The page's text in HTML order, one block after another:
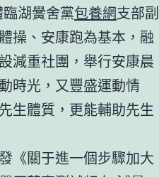
湖黌舍黨包養網支部副
操、安康跑為基本，融
設減重社團，舉行安康晨
時光，又豐盛運動情
生體質，更能輔助先生
《關于進一個步驟加大